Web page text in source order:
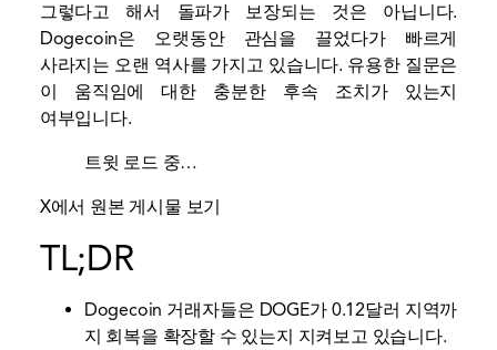
그렇다고 해서 돌파가 보장되는 것은 아닙니다.
Dogecoin은 오랫동안 관심을 끌었다가 빠르게
사라지는 오랜 역사를 가지고 있습니다. 유용한 질문은
이 움직임에 대한 충분한 후속 조치가 있는지
여부입니다.
트윗 로드 중…
X에서 원본 게시물 보기
TL;DR
Dogecoin 거래자들은 DOGE가 0.12달러 지역까
지 회복을 확장할 수 있는지 지켜보고 있습니다.